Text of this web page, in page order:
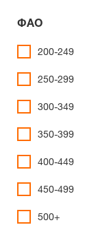
ФАО
200-249
250-299
300-349
350-399
400-449
450-499
500+